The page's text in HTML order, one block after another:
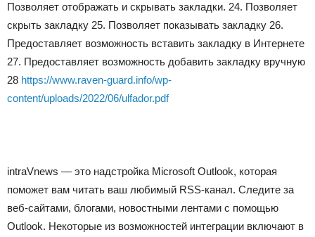
Позволяет отображать и скрывать закладки. 24. Позволяет
скрыть закладку 25. Позволяет показывать закладку 26.
Предоставляет возможность вставить закладку в Интернете
27. Предоставляет возможность добавить закладку вручную
28 https://www.raven-guard.info/wp-
content/uploads/2022/06/ulfador.pdf
intraVnews — это надстройка Microsoft Outlook, которая
поможет вам читать ваш любимый RSS-канал. Следите за
веб-сайтами, блогами, новостными лентами с помощью
Outlook. Некоторые из возможностей интеграции включают в